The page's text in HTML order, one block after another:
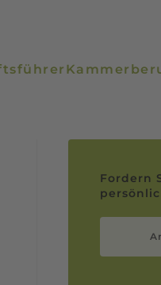
Fordern